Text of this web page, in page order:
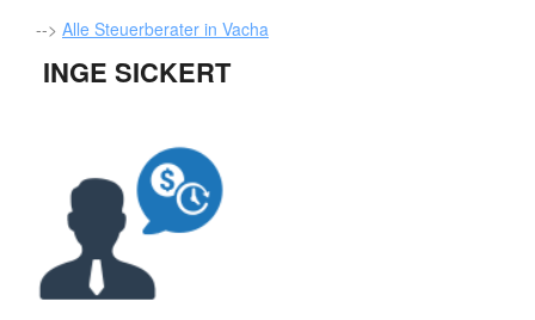
--> Alle Steuerberater in Vacha
INGE SICKERT